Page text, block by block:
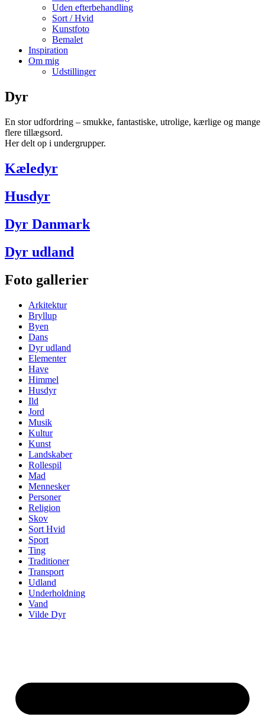
Uden efterbehandling
Sort / Hvid
Kunstfoto
Bemalet
Inspiration
Om mig
Udstillinger
Dyr
En stor udfordring – smukke, fantastiske, utrolige, kærlige og mange
flere tillægsord.
Her delt op i undergrupper.
Kæledyr
Husdyr
Dyr Danmark
Dyr udland
Foto gallerier
Arkitektur
Bryllup
Byen
Dans
Dyr udland
Elementer
Have
Himmel
Husdyr
Ild
Jord
Musik
Kultur
Kunst
Landskaber
Rollespil
Mad
Mennesker
Personer
Religion
Skov
Sort Hvid
Sport
Ting
Traditioner
Transport
Udland
Underholdning
Vand
Vilde Dyr